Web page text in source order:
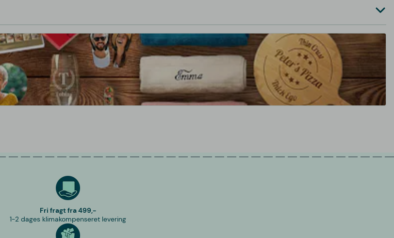
Fri fragt fra 499,-
1-2 dages klimakompenseret levering